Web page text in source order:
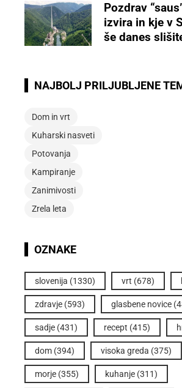
Pozdrav
izvira in kje v
še danes
NAJBOLJ PRILJUBLJENE
Dom in vrt
Kuharski nasveti
Potovanja
Kampiranje
Zanimivosti
Zrela leta
OZNAKE
slovenija (1330) vrt (678)
zdravje (593) glasbene novice
sadje (431) recept (415)
dom (394) visoka greda (375)
morje (355) kuhanje (311)